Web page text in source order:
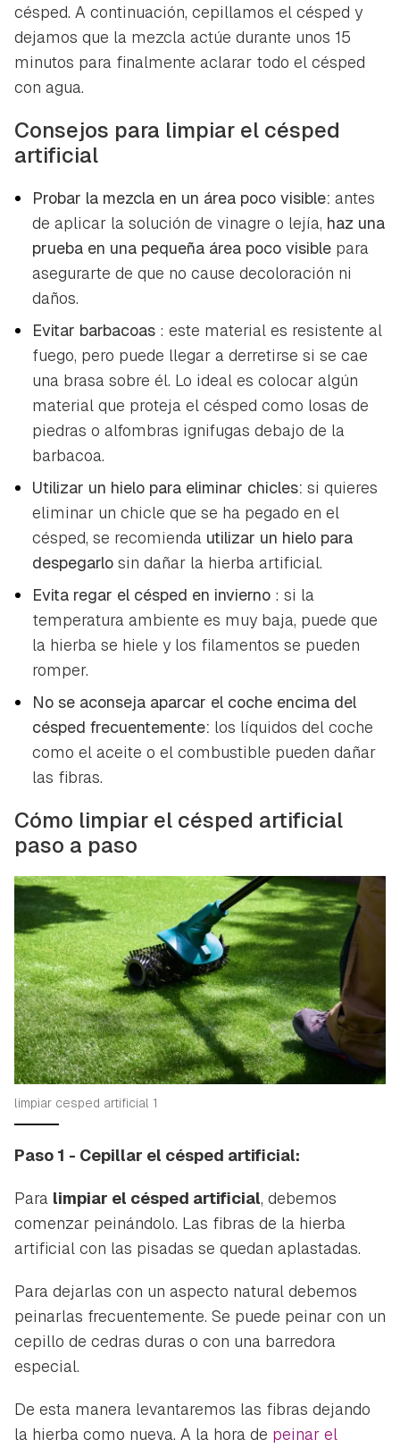
Guardar como favorito
Para poder guardar como favorito, primero has de
iniciar sesión con tu cuenta de Hogarmanía.
césped. A continuación, cepillamos el césped y
dejamos que la mezcla actúe durante unos 15
minutos para finalmente aclarar todo el césped
con agua.
Consejos para limpiar el césped
artificial
Probar la mezcla en un área poco visible: antes
de aplicar la solución de vinagre o lejía, haz una
prueba en una pequeña área poco visible para
asegurarte de que no cause decoloración ni
daños.
Evitar barbacoas : este material es resistente al
fuego, pero puede llegar a derretirse si se cae
una brasa sobre él. Lo ideal es colocar algún
material que proteja el césped como losas de
piedras o alfombras ignifugas debajo de la
barbacoa.
Utilizar un hielo para eliminar chicles: si quieres
eliminar un chicle que se ha pegado en el
césped, se recomienda utilizar un hielo para
despegarlo sin dañar la hierba artificial.
Evita regar el césped en invierno : si la
temperatura ambiente es muy baja, puede que
la hierba se hiele y los filamentos se pueden
romper.
No se aconseja aparcar el coche encima del
césped frecuentemente: los líquidos del coche
como el aceite o el combustible pueden dañar
las fibras.
Cómo limpiar el césped artificial
paso a paso
limpiar cesped artificial 1
Paso 1 - Cepillar el césped artificial:
Para limpiar el césped artificial, debemos
comenzar peinándolo. Las fibras de la hierba
artificial con las pisadas se quedan aplastadas.
Para dejarlas con un aspecto natural debemos
peinarlas frecuentemente. Se puede peinar con un
cepillo de cedras duras o con una barredora
especial.
De esta manera levantaremos las fibras dejando
la hierba como nueva. A la hora de peinar el
Contenido enviado
Gracias por suscribirte a nuestro boletín.